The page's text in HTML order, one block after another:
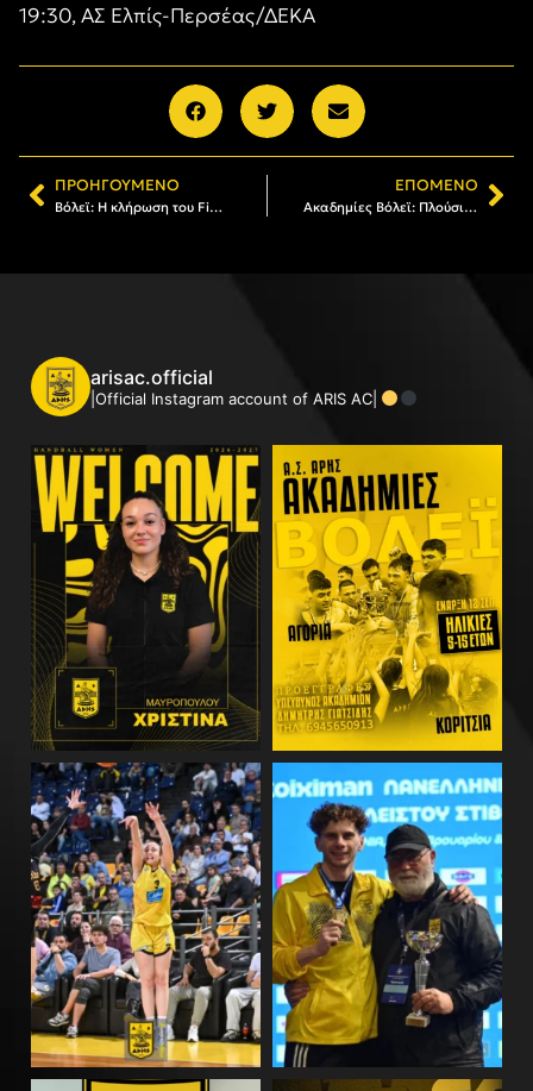
19:30, ΑΣ Ελπίς-Περσέας/ΔΕΚΑ
ΠΡΟΗΓΟΎΜΕΝΟ
Βόλεϊ: Η κλήρωση του Final-4 Βόλεϊ Κ16 Κοριτσιών
ΕΠΌΜΕΝΟ
Ακαδημίες Βόλεϊ: Πλούσιες εμπειρίες από το τουρνουά στην πλατεία Αριστοτέλους (pics)
arisac.official
|Official Instagram account of ARIS AC|